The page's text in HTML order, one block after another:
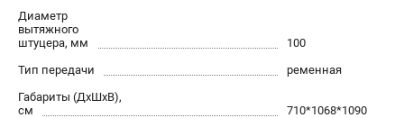
Диаметр
вытяжного
штуцера, мм
100
Тип передачи
ременная
Габариты (ДхШхВ),
см
710*1068*1090